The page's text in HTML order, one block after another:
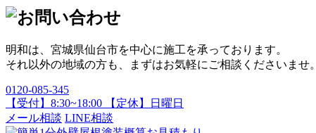
明和は、宮城県仙台市を中心に施工を承っております。
それ以外の地域の方も、まずはお気軽にご相談くださいませ。
0120-085-345
【受付】8:30~18:00 【定休】日曜日
メール相談 LINE相談